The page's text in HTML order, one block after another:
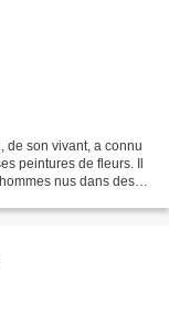
de son vivant, a connu
peintures de fleurs. Il
nus dans des